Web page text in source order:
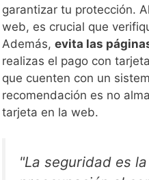
garantizar tu protección.
web, es crucial que
Además, evita las
realizas el pago con
que cuenten con un
recomendación es no
tarjeta en la web.
"La seguridad es